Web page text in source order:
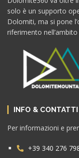
solo è un supporto
Dolomiti, ma si pone
riferimento
INFO & CONTATTI
Per informazioni e
+39 340 276